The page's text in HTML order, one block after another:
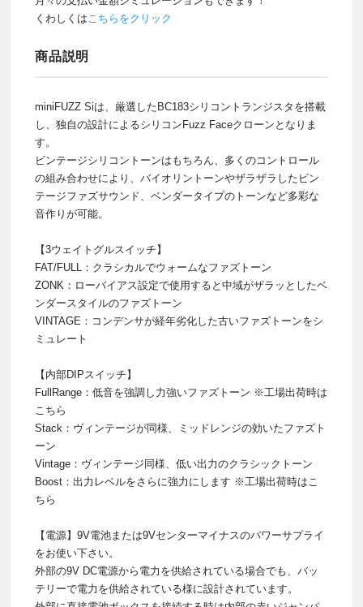
くわしくは こちらをクリック
商品説明
miniFUZZ Siは、厳選したBC183シリコントランジスタを搭載
し、独自の設計によるシリコンFuzz Faceクローンとなりま
す。
ビンテージシリコントーンはもちろん、多くのコントロール
の組み合わせにより、バイオリントーンやザラザラしたビン
テージファズサウンド、ベンダータイプのトーンなど多彩な
音作りが可能。
【3ウェイトグルスイッチ】
FAT/FULL：クラシカルでウォームなファズトーン
ZONK：ローバイアス設定で使用すると中域がザラッとしたベ
ンダースタイルのファズトーン
VINTAGE：コンデンサが経年劣化した古いファズトーンをシ
ミュレート
【内部DIPスイッチ】
FullRange：低音を強調し力強いファズトーン ※工場出荷時は
こちら
Stack：ヴィンテージが同様、ミッドレンジの効いたファズト
ーン
Vintage：ヴィンテージ同様、低い出力のクラシックトーン
Boost：出力レベルをさらに強力にします ※工場出荷時はこ
ちら
【電源】9V電池または9Vセンターマイナスのパワーサプライ
をお使い下さい。
外部の9V DC電源から電力を供給されている場合でも、バッ
テリーで電力を供給されている様に設計されています。